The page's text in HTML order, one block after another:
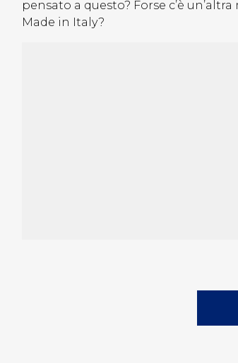
pensato a questo? Forse c’è
Made in Italy?